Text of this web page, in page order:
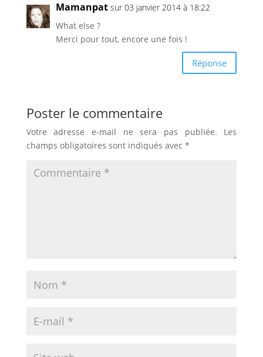
Mamanpat sur 03 janvier 2014 à 18:22
What else ?
Merci pour tout, encore une fois !
Réponse
Poster le commentaire
Votre adresse e-mail ne sera pas publiée.
Les
champs obligatoires sont indiqués avec *